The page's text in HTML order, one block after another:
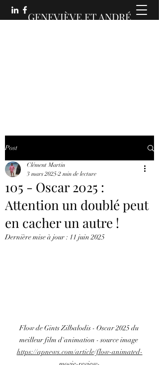
GENEVIÈVE ET ANDRÉ
Post
105 - Oscar 2025 :
Attention un doublé peut
en cacher un autre !
Clément Martin
3 mars 2025 2 min de lecture
Dernière mise à jour : 11 juin 2025
Flow de Gints Zilbalodis - Oscar 2025 du
meilleur film d'animation - source image
https://apnews.com/article/flow-animated-